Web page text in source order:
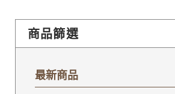
商品篩選
最新商品